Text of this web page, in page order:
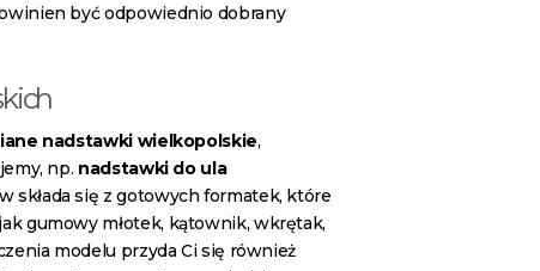
być odpowiednio dobrany
nadstawki wielkopolskie,
np. nadstawki do ula
składa się z gotowych formatek, które
gumowy młotek, kątownik, wkrętak,
modelu przyda Ci się również